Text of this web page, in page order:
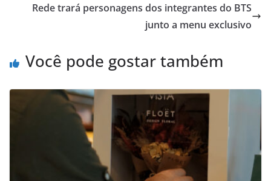
Rede trará personagens dos integrantes do BTS
junto a menu exclusivo
Você pode gostar também